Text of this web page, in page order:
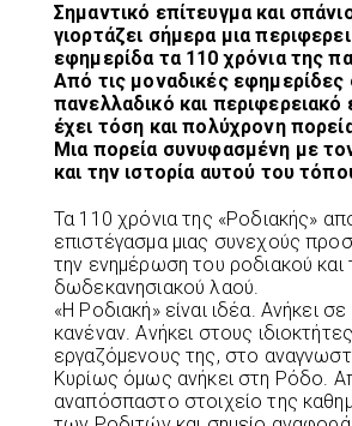
Σημαντικό επίτευγμα και
γιορτάζει σήμερα μια
εφημερίδα τα 110 χρόνια της
Από τις μοναδικές εφημερίδες
πανελλαδικό και
έχει τόση και πολύχρονη
Μια πορεία συνυφασμένη με
και την ιστορία αυτού του
Τα 110 χρόνια της «Ροδιακής»
επιστέγασμα μιας συνεχούς
την ενημέρωση του ροδιακού και
δωδεκανησιακού λαού.
«Η Ροδιακή» είναι ιδέα. Ανήκει
κανέναν. Ανήκει στους
εργαζόμενους της, στο
Κυρίως όμως ανήκει στη Ρόδο.
αναπόσπαστο στοιχείο της